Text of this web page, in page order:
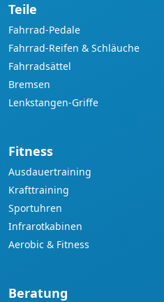
Teile
Fahrrad-Pedale
Fahrrad-Reifen & Schläuche
Fahrradsättel
Bremsen
Lenkstangen-Griffe
Fitness
Ausdauertraining
Krafttraining
Sportuhren
Infrarotkabinen
Aerobic & Fitness
Beratung